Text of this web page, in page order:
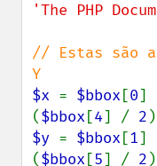
'The PHP
// Estas são
$x = $bbox [0]
($bbox [4] / 2
$y = $bbox [1]
($bbox [5] / 2